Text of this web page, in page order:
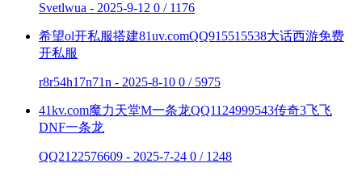
Svetlwua - 2025-9-12 0 / 1176
希望ol开私服搭建81uv.comQQ915515538大话西游免费
开私服
r8r54h17n71n - 2025-8-10 0 / 5975
41kv.com魔力天堂M一条龙QQ1124999543传奇3飞飞
DNF一条龙
QQ2122576609 - 2025-7-24 0 / 1248